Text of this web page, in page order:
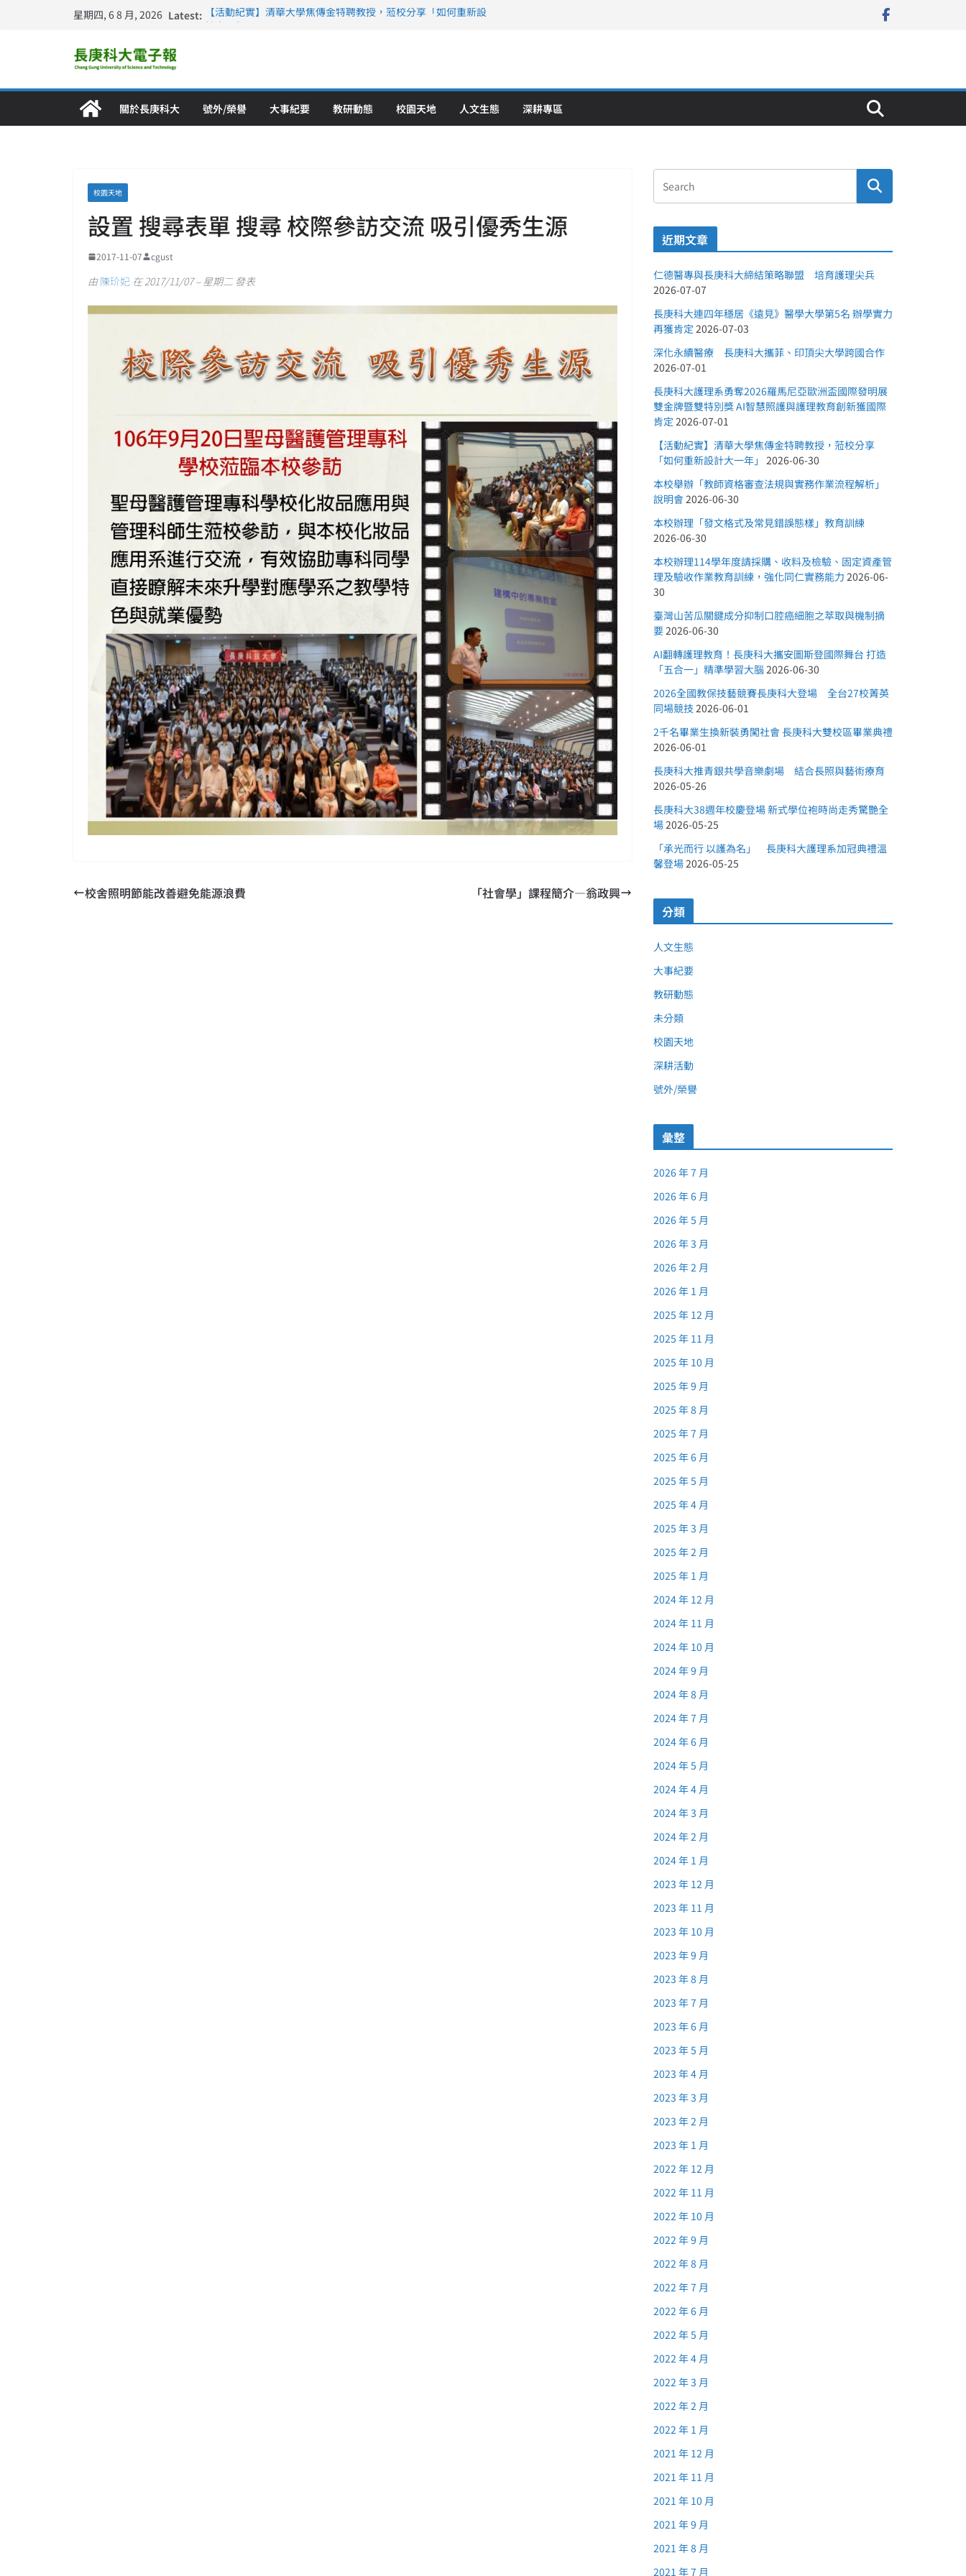
星期四, 6 8 月, 2026 Latest:
【活動紀實】清華大學焦傳金特聘教授，蒞校分享「如何重新設
長庚科大護理系勇奪2026羅馬尼亞歐洲盃國際發明展雙金牌暨雙
特別獎 AI智慧照護與護理教育創新獲國際肯定
關於長庚科大 號外/榮譽 大事紀要 教研動態 校園天地 人文生態 深耕專區
校園天地
設置 搜尋表單 搜尋 校際參訪交流 吸引優秀生源
2017-11-07 cgust
由陳玠妃 在 2017/11/07 – 星期二 發表
校舍照明節能改善避免能源浪費 「社會學」課程簡介—翁政興
近期文章
仁德醫專與長庚科大締結策略聯盟 培育護理尖兵
2026-07-07
長庚科大連四年穩居《遠見》醫學大學第5名 辦學實力
再獲肯定 2026-07-03
深化永續醫療 長庚科大攜菲、印頂尖大學跨國合作
2026-07-01
長庚科大護理系勇奪2026羅馬尼亞歐洲盃國際發明展
雙金牌暨雙特別獎 AI智慧照護與護理教育創新獲國際
肯定 2026-07-01
【活動紀實】清華大學焦傳金特聘教授，蒞校分享
「如何重新設計大一年」 2026-06-30
本校舉辦「教師資格審查法規與實務作業流程解析」
說明會2026-06-30
本校辦理「發文格式及常見錯誤態樣」教育訓練
2026-06-30
本校辦理114學年度請採購、收料及檢驗、固定資產管
理及驗收作業教育訓練，強化同仁實務能力 2026-06-
30
臺灣山苦瓜關鍵成分抑制口腔癌細胞之萃取與機制摘
要2026-06-30
AI翻轉護理教育！長庚科大攜安圖斯登國際舞台 打造
「五合一」精準學習大腦 2026-06-30
2026全國教保技藝競賽長庚科大登場 全台27校菁英
同場競技 2026-06-01
2千名畢業生換新裝勇闖社會 長庚科大雙校區畢業典禮
2026-06-01
長庚科大推青銀共學音樂劇場 結合長照與藝術療育
2026-05-26
長庚科大38週年校慶登場 新式學位袍時尚走秀驚艷全
場2026-05-25
「承光而行 以護為名」 長庚科大護理系加冠典禮溫
馨登場2026-05-25
分類
人文生態
大事紀要
教研動態
未分類
校園天地
深耕活動
號外/榮譽
彙整
2026 年 7 月
2026 年 6 月
2026 年 5 月
2026 年 3 月
2026 年 2 月
2026 年 1 月
2025 年 12 月
2025 年 11 月
2025 年 10 月
2025 年 9 月
2025 年 8 月
2025 年 7 月
2025 年 6 月
2025 年 5 月
2025 年 4 月
2025 年 3 月
2025 年 2 月
2025 年 1 月
2024 年 12 月
2024 年 11 月
2024 年 10 月
2024 年 9 月
2024 年 8 月
2024 年 7 月
2024 年 6 月
2024 年 5 月
2024 年 4 月
2024 年 3 月
2024 年 2 月
2024 年 1 月
2023 年 12 月
2023 年 11 月
2023 年 10 月
2023 年 9 月
2023 年 8 月
2023 年 7 月
2023 年 6 月
2023 年 5 月
2023 年 4 月
2023 年 3 月
2023 年 2 月
2023 年 1 月
2022 年 12 月
2022 年 11 月
2022 年 10 月
2022 年 9 月
2022 年 8 月
2022 年 7 月
2022 年 6 月
2022 年 5 月
2022 年 4 月
2022 年 3 月
2022 年 2 月
2022 年 1 月
2021 年 12 月
2021 年 11 月
2021 年 10 月
2021 年 9 月
2021 年 8 月
2021 年 7 月